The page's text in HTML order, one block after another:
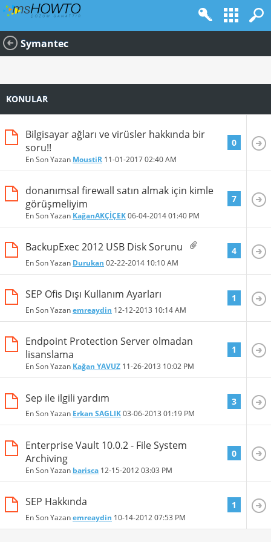
Symantec
KONULAR
Bilgisayar ağları ve virüsler hakkında bir
soru!!
En Son Yazan MoustiR 11-01-201702:40 AM
0
donanımsal firewall satın almak için kimle
görüşmeliyim
En Son Yazan KağanAKÇİÇEK06-04-201401:40 PM
7
BackupExec 2012 USB Disk Sorunu
En Son Yazan Durukan 02-22-2014 10:10 AM
4
SEP Ofis Dışı Kullanım Ayarları
En Son Yazanemreaydin 12-12-2013 10:14 AM
1
Endpoint Protection Server olmadan
lisanslama
En Son Yazan Kağan YAVUZ 11-26-2013 10:02 PM
1
Sep ile ilgili yardım
En Son Yazan Erkan SAGLIK03-06-2013 01:19 PM
3
Enterprise Vault 10.0.2 - File System
Archiving
En Son Yazan barisca 12-15-201203:03 PM
0
SEP Hakkında
En Son Yazanemreaydin 10-14-201207:53 PM
1